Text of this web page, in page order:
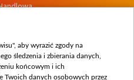
wewnętrznych
aby wyrazić zgody na
śledzenia i zbierania danych,
końcowym i ich
Twoich danych osobowych przez